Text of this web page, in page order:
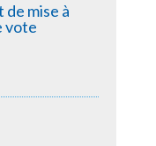
mise à
vote